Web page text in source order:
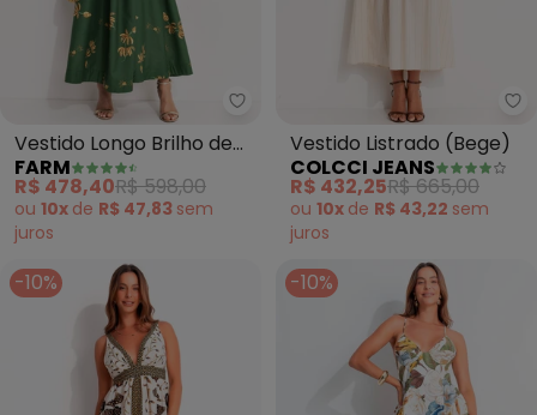
Farm - Vestido Longo Brilho de
Vestido Longo Brilho de
Banana (Verde)
FARM
R$ 478,40R$ 598,00
ou 10x de R$ 47,83 sem
juros
Vestido Listrado (Bege)
COLCCI JEANS
R$ 432,25R$ 665,00
ou 10x de R$ 43,22 sem
juros
-10% -10%